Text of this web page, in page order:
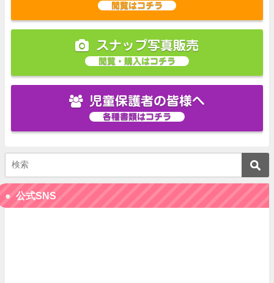
閲覧はコチラ
スナップ写真販売
閲覧・購入はコチラ
児童保護者の皆様へ
各種書類はコチラ
公式SNS